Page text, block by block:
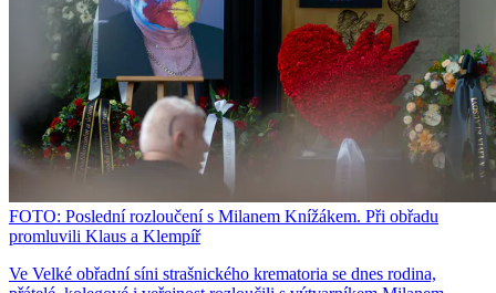
FOTO: Poslední rozloučení s Milanem Knížákem. Při obřadu
promluvili Klaus a Klempíř
Ve Velké obřadní síni strašnického krematoria se dnes rodina,